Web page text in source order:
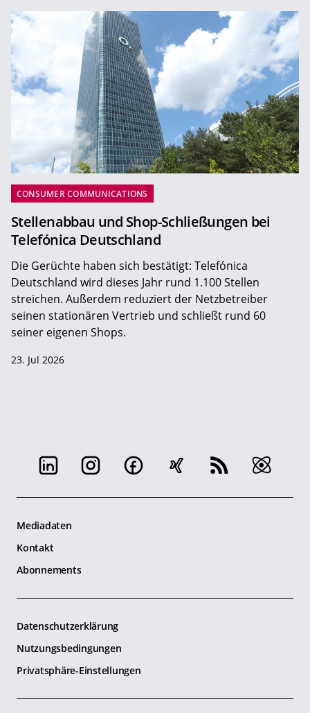
CONSUMER COMMUNICATIONS
Stellenabbau und Shop-Schließungen bei
Telefónica Deutschland
Die Gerüchte haben sich bestätigt: Telefónica
Deutschland wird dieses Jahr rund 1.100 Stellen
streichen. Außerdem reduziert der Netzbetreiber
seinen stationären Vertrieb und schließt rund 60
seiner eigenen Shops.
23. Jul 2026
Mediadaten
Kontakt
Abonnements
Datenschutzerklärung
Nutzungsbedingungen
Privatsphäre-Einstellungen